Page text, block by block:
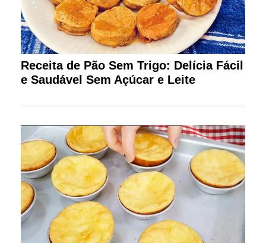
Receita de Pão Sem Trigo: Delícia Fácil
e Saudável Sem Açúcar e Leite